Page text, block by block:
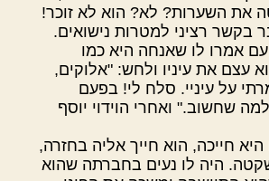
את השערות? לא? הוא לא זוכר!
בקשר רציני למטרות נישואים.
אמרו לו שאנחה היא כמו
עצם את עיניו ולחש: "אלוקים,
על עיניי. סלח לי! בפעם
שחשוב." ואחרי הוידוי יוסף
חייכה, הוא חייך אליה בחזרה,
היה לו נעים בחברתה שהוא